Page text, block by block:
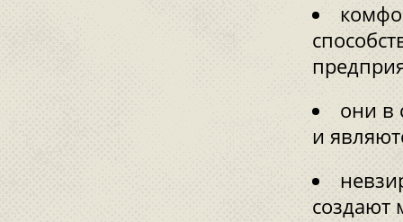
они в
и
создают